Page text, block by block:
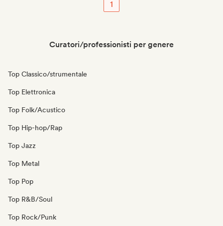
1
Curatori/professionisti per genere
Top Classico/strumentale
Top Elettronica
Top Folk/Acustico
Top Hip-hop/Rap
Top Jazz
Top Metal
Top Pop
Top R&B/Soul
Top Rock/Punk